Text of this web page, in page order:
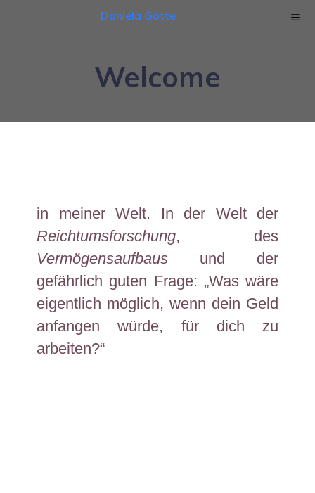
Daniela Götte
Welcome
in meiner Welt. In der Welt der
Reichtumsforschung, des
Vermögensaufbaus und der
gefährlich guten Frage: „Was wäre
eigentlich möglich, wenn dein Geld
anfangen
würde, für dich
zu
arbeiten?“